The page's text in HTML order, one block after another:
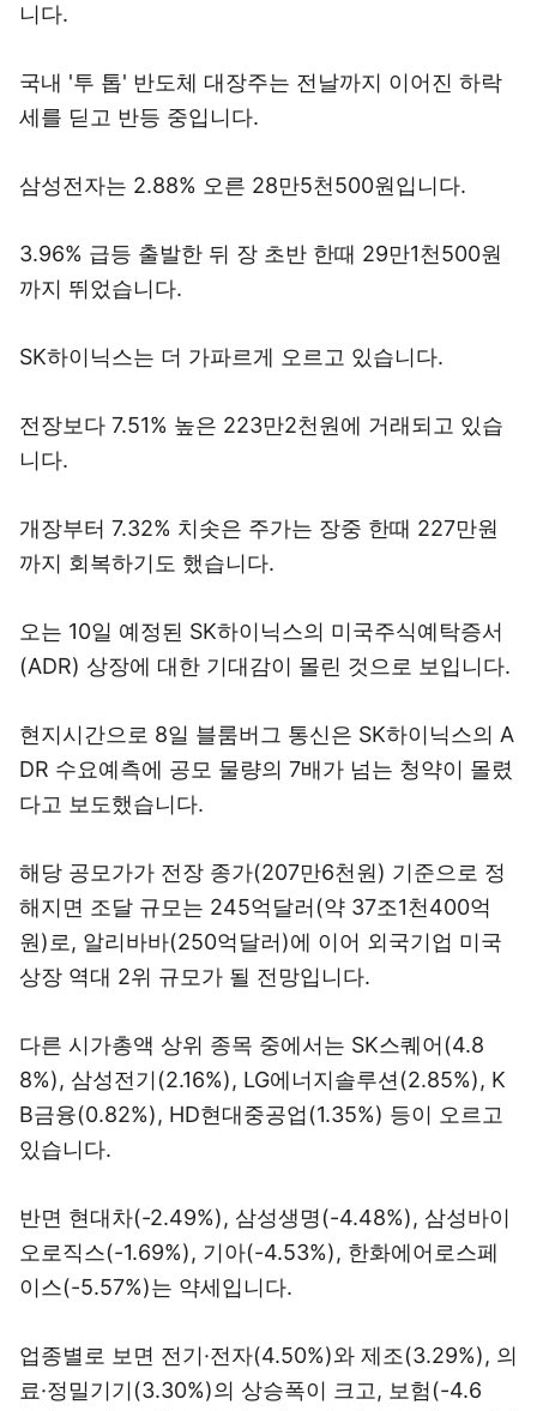
니다.
국내 '투 톱' 반도체 대장주는 전날까지 이어진 하락
세를 딛고 반등 중입니다.
삼성전자는 2.88% 오른 28만5천500원입니다.
3.96% 급등 출발한 뒤 장 초반 한때 29만1천500원
까지 뛰었습니다.
SK하이닉스는 더 가파르게 오르고 있습니다.
전장보다 7.51% 높은 223만2천원에 거래되고 있습
니다.
개장부터 7.32% 치솟은 주가는 장중 한때 227만원
까지 회복하기도 했습니다.
오는 10일 예정된 SK하이닉스의 미국주식예탁증서
(ADR) 상장에 대한 기대감이 몰린 것으로 보입니다.
현지시간으로 8일 블룸버그 통신은 SK하이닉스의 A
DR 수요예측에 공모 물량의 7배가 넘는 청약이 몰렸
다고 보도했습니다.
해당 공모가가 전장 종가(207만6천원) 기준으로 정
해지면 조달 규모는 245억달러(약 37조1천400억
원)로, 알리바바(250억달러)에 이어 외국기업 미국
상장 역대 2위 규모가 될 전망입니다.
다른 시가총액 상위 종목 중에서는 SK스퀘어(4.8
8%), 삼성전기(2.16%), LG에너지솔루션(2.85%), K
B금융(0.82%), HD현대중공업(1.35%) 등이 오르고
있습니다.
반면 현대차(-2.49%), 삼성생명(-4.48%), 삼성바이
오로직스(-1.69%), 기아(-4.53%), 한화에어로스페
이스(-5.57%)는 약세입니다.
업종별로 보면 전기·전자(4.50%)와 제조(3.29%), 의
료·정밀기기(3.30%)의 상승폭이 크고, 보험(-4.6